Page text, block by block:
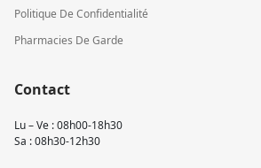
Politique De Confidentialité
Pharmacies De Garde
Contact
Lu – Ve : 08h00-18h30
Sa : 08h30-12h30